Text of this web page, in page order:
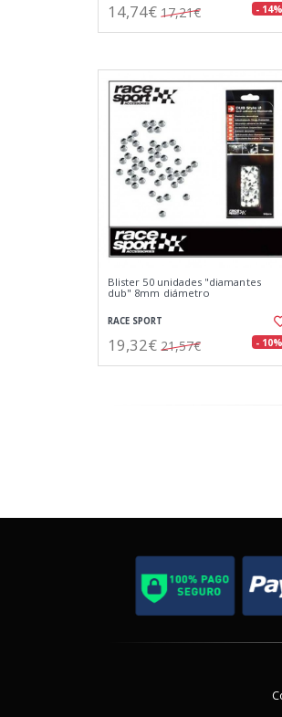
14,74€ 17,21€ - 14%
Blister 50 unidades "diamantes
dub" 8mm diámetro
RACE SPORT
19,32€ 21,57€ - 10%